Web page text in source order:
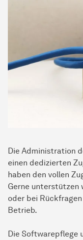
Die Administration
einen dedizierten
haben den vollen
Gerne unterstützen
oder bei
Betrieb.
Die Softwarepflege